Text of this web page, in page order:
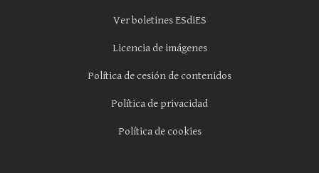
Ver boletines ESdiES
Licencia de imágenes
Política de cesión de contenidos
Política de privacidad
Política de cookies